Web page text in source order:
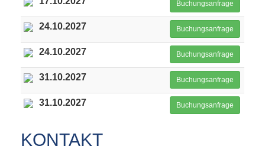
Buchungsanfrage
24.10.2027 Buchungsanfrage
24.10.2027 Buchungsanfrage
31.10.2027 Buchungsanfrage
31.10.2027 Buchungsanfrage
KONTAKT